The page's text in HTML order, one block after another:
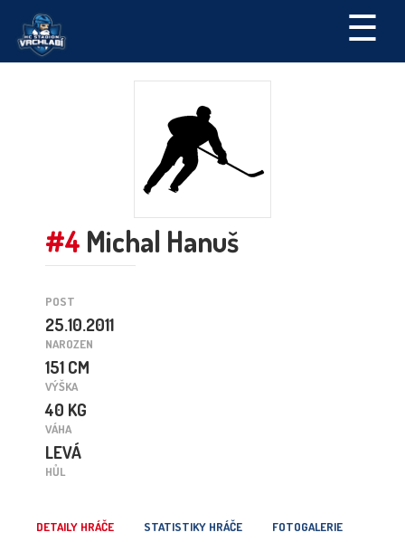
☰
#4 Michal Hanuš
POST
25.10.2011
NAROZEN
151 CM
VÝŠKA
40 KG
VÁHA
LEVÁ
HŮL
DETAILY HRÁČE STATISTIKY HRÁČE FOTOGALERIE